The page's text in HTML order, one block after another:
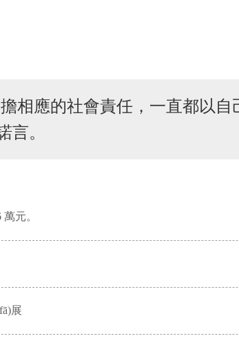
相應的社會責任，一直都以
言。
。
展